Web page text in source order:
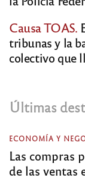
Causa TOAS.
tribunas y la
colectivo que
Últimas
ECONOMÍA Y
Las compras
de las ventas